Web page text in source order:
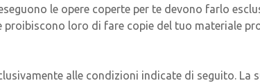
le opere coperte per te devono farlo
loro di fare copie del tuo materiale
alle condizioni indicate di seguito. La